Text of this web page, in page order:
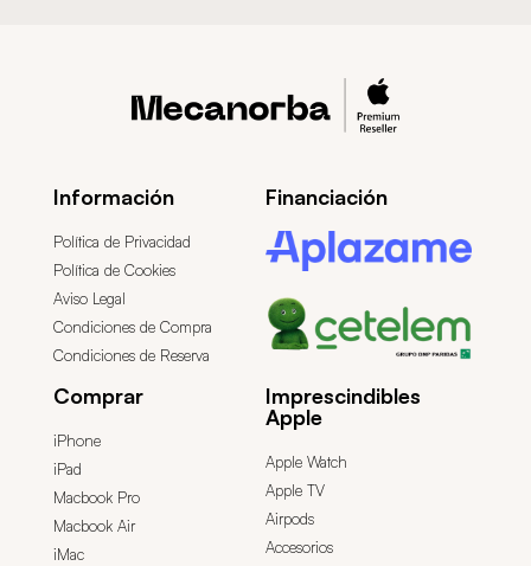
Información
Política de Privacidad
Política de Cookies
Aviso Legal
Condiciones de Compra
Condiciones de Reserva
Financiación
Comprar
iPhone
iPad
Macbook Pro
Macbook Air
iMac
Imprescindibles
Apple
Apple Watch
Apple TV
Airpods
Accesorios